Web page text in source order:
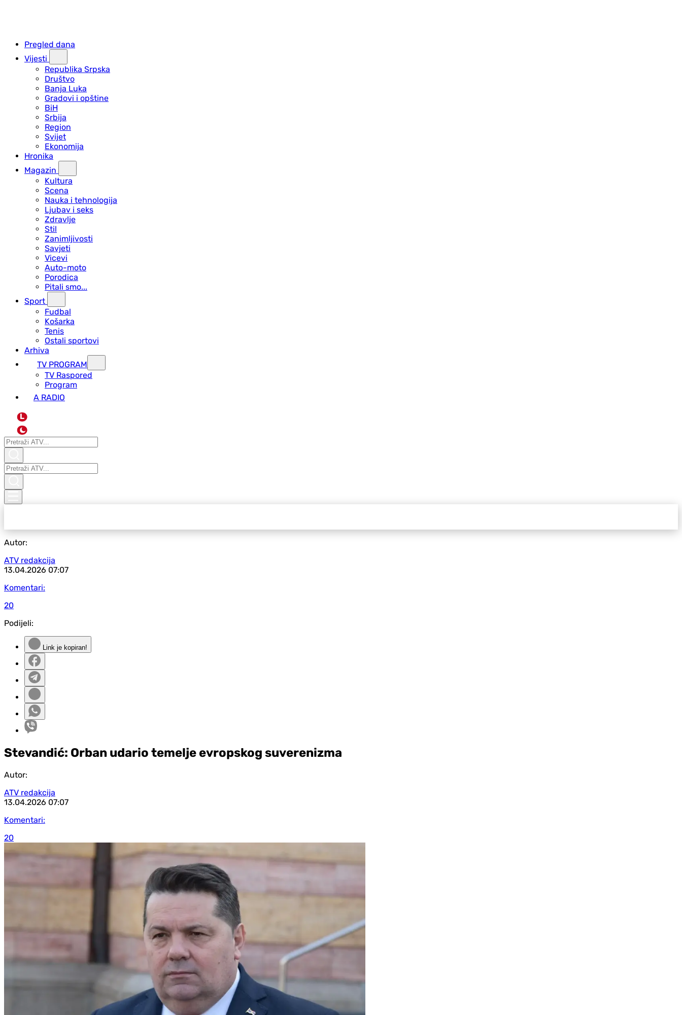
Pregled dana
Vijesti
Republika Srpska
Društvo
Banja Luka
Gradovi i opštine
BiH
Srbija
Region
Svijet
Ekonomija
Hronika
Magazin
Kultura
Scena
Nauka i tehnologija
Ljubav i seks
Zdravlje
Stil
Zanimljivosti
Savjeti
Vicevi
Auto-moto
Porodica
Pitali smo...
Sport
Fudbal
Košarka
Tenis
Ostali sportovi
Arhiva
TV PROGRAM
ТV Raspored
Program
A RADIO
L
Autor:
ATV redakcija
13.04.2026 07:07
Komentari:
20
Podijeli:
Link je kopiran!
Stevandić: Orban udario temelje evropskog suverenizma
Autor:
ATV redakcija
13.04.2026 07:07
Komentari:
20